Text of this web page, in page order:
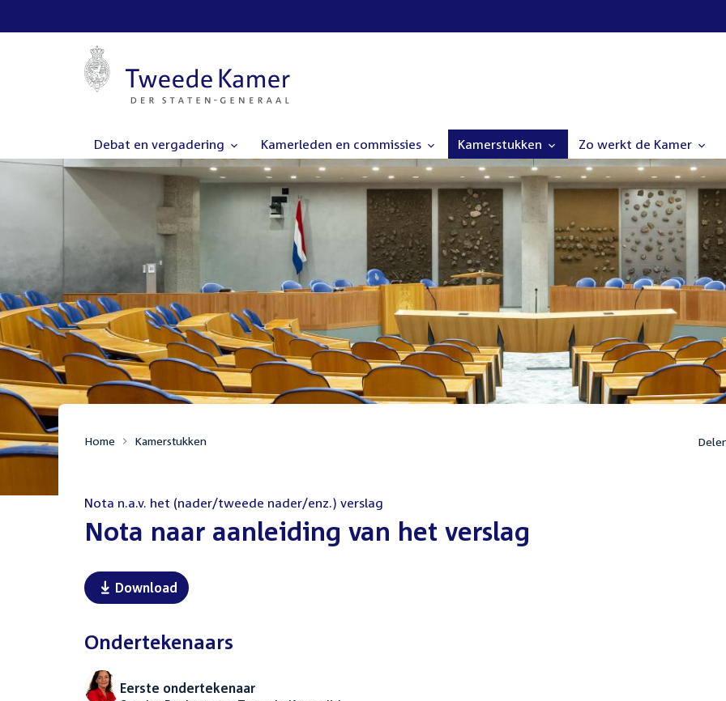
Debat en vergadering Kamerleden en commissies Kamerstukken Zo werkt de Kamer
Home Kamerstukken
Nota n.a.v. het (nader/tweede nader/enz.) verslag
:Nota naar aanleiding van het verslag
Download
Ondertekenaars
Eerste ondertekenaar